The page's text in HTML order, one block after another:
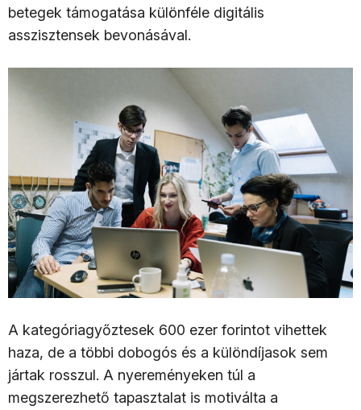
betegek támogatása különféle digitális
asszisztensek bevonásával.
A kategóriagyőztesek 600 ezer forintot vihettek
haza, de a többi dobogós és a különdíjasok sem
jártak rosszul. A nyereményeken túl a
megszerezhető tapasztalat is motiválta a